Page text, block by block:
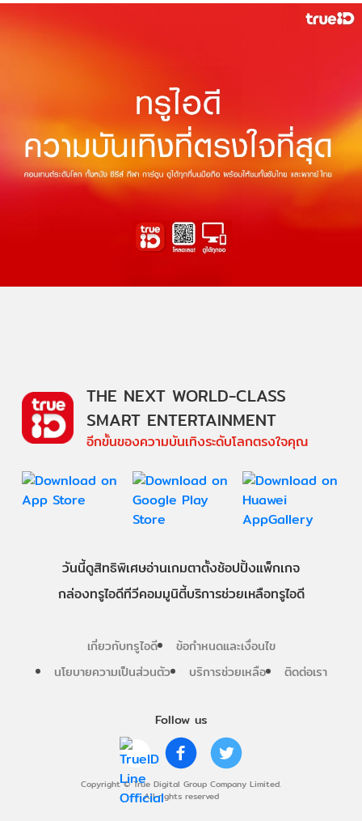
Follow us
Copyright © True Digital Group Company Limited.
All rights reserved
THE NEXT WORLD-CLASS
SMART ENTERTAINMENT
อีกขั้นของความบันเทิงระดับโลกตรงใจคุณ
วันนี้ดูสิทธิพิเศษอ่านเกมตาตั้งช้อปปิ้งแพ็กเกจ
กล่องทรูไอดีทีวีคอมมูนิตี้บริการช่วยเหลือทรูไอดี
เกี่ยวกับทรูไอดี
ข้อกำหนดและเงื่อนไข
นโยบายความเป็นส่วนตัว
บริการช่วยเหลือ ติดต่อเรา